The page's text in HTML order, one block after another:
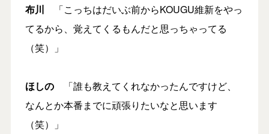
布川 「こっちはだいぶ前からKOUGU維新をやっ
てるから、覚えてくるもんだと思っちゃってる
（笑）」
ほしの「誰も教えてくれなかったんですけど、
なんとか本番までに頑張りたいなと思います
（笑）」